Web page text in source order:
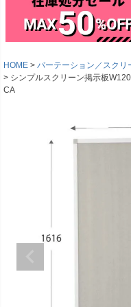
HOME
パーテーション／スクリ
シンプルスクリーン掲示板
CA